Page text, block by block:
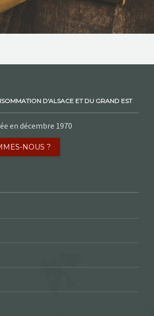
D'ALSACE ET DU GRAND EST
en décembre 1970
NOUS ?